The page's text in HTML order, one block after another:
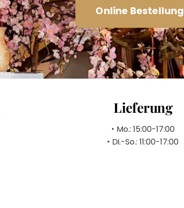
Online Bestellung
Lieferung
‣ Mo.: 15:00-17:00
‣ Di.-So.: 11:00-17:00